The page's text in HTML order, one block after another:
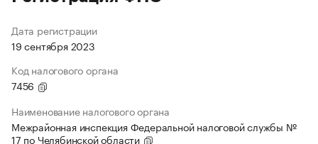
Дата регистрации
19 сентября 2023
Код налогового органа
7456
Наименование налогового органа
Межрайонная инспекция Федеральной налоговой службы №
17 по Челябинской области